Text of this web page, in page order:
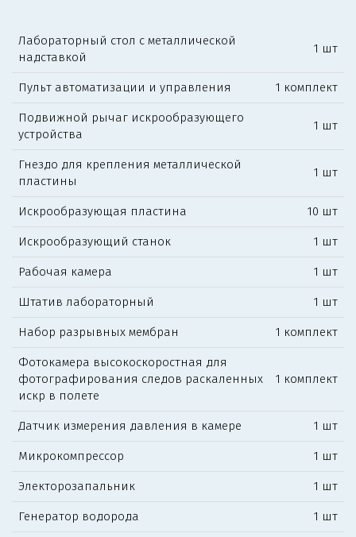
Лабораторный стол с металлической
надставкой
1 шт
Пульт автоматизации и управления 1 комплект
Подвижной рычаг искрообразующего
устройства
1 шт
Гнездо для крепления металлической
пластины
1 шт
Искрообразующая пластина 10 шт
Искрообразующий станок 1 шт
Рабочая камера 1 шт
Штатив лабораторный 1 шт
Набор разрывных мембран 1 комплект
Фотокамера высокоскоростная для
фотографирования следов раскаленных
искр в полете
1 комплект
Датчик измерения давления в камере 1 шт
Микрокомпрессор 1 шт
Электорозапальник 1 шт
Генератор водорода 1 шт